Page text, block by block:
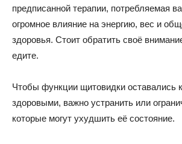
предписанной терапии, потребляемая
огромное влияние на энергию, вес и
здоровья. Стоит обратить своё
едите.
Чтобы функции щитовидки оставались
здоровыми, важно устранить или
которые могут ухудшить её состояние.